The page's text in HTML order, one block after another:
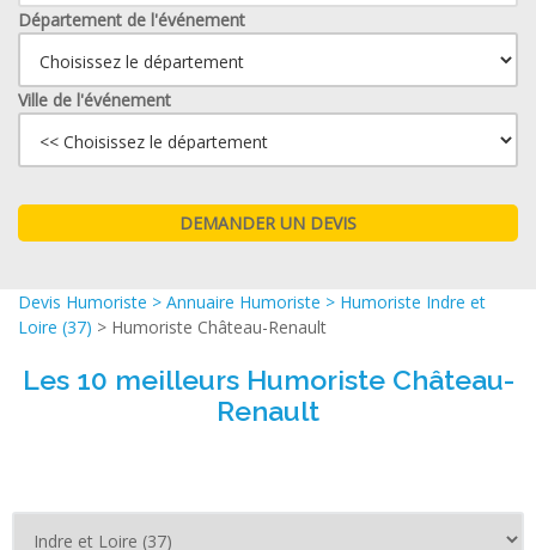
Département de l'événement
Ville de l'événement
Devis Humoriste > Annuaire Humoriste > Humoriste Indre et
Loire (37) > Humoriste Château-Renault
Les 10 meilleurs Humoriste Château-
Renault